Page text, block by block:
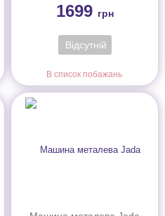
8+
1699 грн
Відсутній
В список побажань